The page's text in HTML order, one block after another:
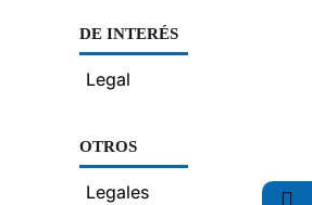
DE INTERÉS
Legal
OTROS
Legales